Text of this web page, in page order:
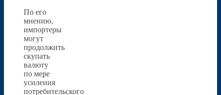
По его
мнению,
импортеры
могут
продолжить
скупать
валюту
по мере
усиления
потребительского